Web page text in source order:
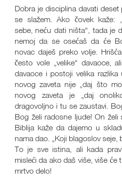
Dobra je disciplina davati
se slažem. Ako čovek kaže:
sebe, neću dati ništa“, tada je
nemoj da se osećaš da će
novac daješ preko volje.
često vole „velike“ davaoce,
davaoce i postoji velika
novog zaveta nije „daj što
novog zaveta je „daj
dragovoljno i tu se zaustavi.
Bog želi radosne ljude! On želi
Biblija kaže da dajemo u
nama dao. „Koji blagoslov seje,
To je sve istina, ali kada
misleći da ako daš više, više će
mrtvo delo!